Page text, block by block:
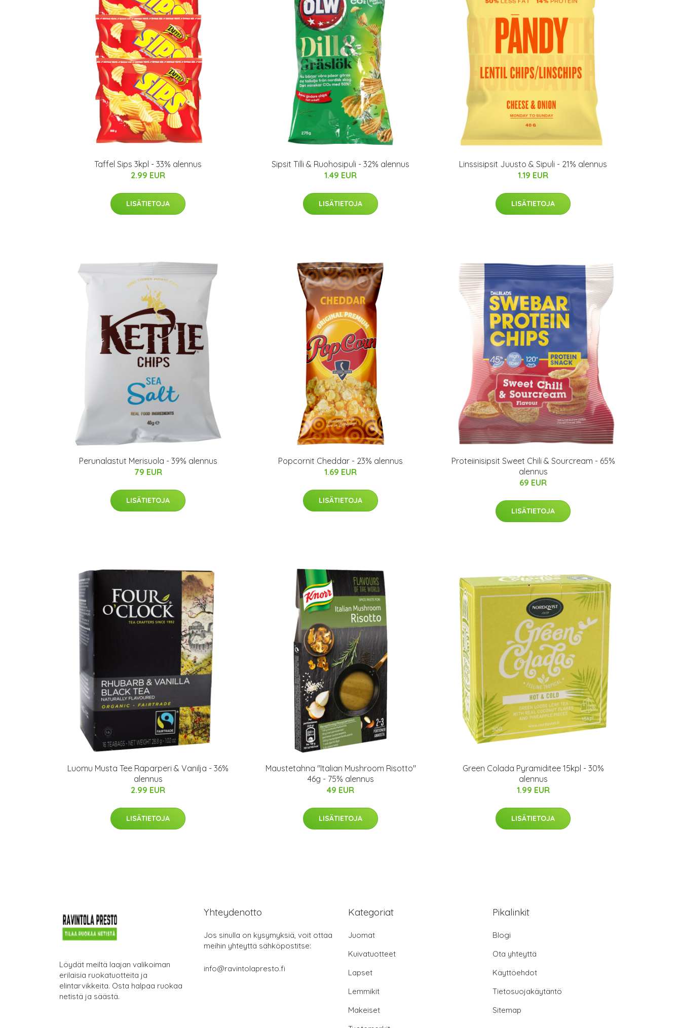
Taffel Sips 3kpl - 33% alennus
2.99 EUR
LISÄTIETOJA
Sipsit Tilli & Ruohosipuli - 32% alennus
1.49 EUR
LISÄTIETOJA
Linssisipsit Juusto & Sipuli - 21% alennus
1.19 EUR
LISÄTIETOJA
Perunalastut Merisuola - 39% alennus
79 EUR
LISÄTIETOJA
Popcornit Cheddar - 23% alennus
1.69 EUR
LISÄTIETOJA
Proteiinisipsit Sweet Chili & Sourcream - 65%
alennus
69 EUR
LISÄTIETOJA
Luomu Musta Tee Raparperi & Vanilja - 36%
alennus
2.99 EUR
LISÄTIETOJA
Maustetahna "Italian Mushroom Risotto"
46g - 75% alennus
49 EUR
LISÄTIETOJA
Green Colada Pyramiditee 15kpl - 30%
alennus
1.99 EUR
LISÄTIETOJA
Löydät meiltä laajan valikoiman
erilaisia ruokatuotteita ja
elintarvikkeita. Osta halpaa ruokaa
netistä ja säästä.
Yhteydenotto
Jos sinulla on kysymyksiä, voit ottaa
meihin yhteyttä sähköpostitse:
info@ravintolapresto.fi
Kategoriat
Juomat
Kuivatuotteet
Lapset
Lemmikit
Makeiset
Pikalinkit
Blogi
Ota yhteyttä
Käyttöehdot
Tietosuojakäytäntö
Sitemap